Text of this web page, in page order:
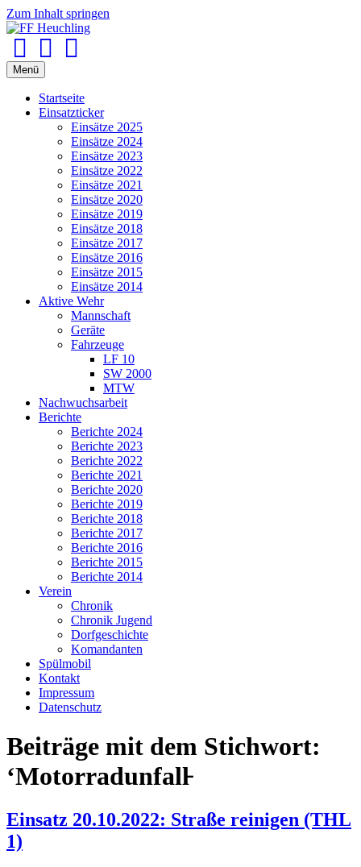
Zum Inhalt springen
Menü
Startseite
Einsatzticker
Einsätze 2025
Einsätze 2024
Einsätze 2023
Einsätze 2022
Einsätze 2021
Einsätze 2020
Einsätze 2019
Einsätze 2018
Einsätze 2017
Einsätze 2016
Einsätze 2015
Einsätze 2014
Aktive Wehr
Mannschaft
Geräte
Fahrzeuge
LF 10
SW 2000
MTW
Nachwuchsarbeit
Berichte
Berichte 2024
Berichte 2023
Berichte 2022
Berichte 2021
Berichte 2020
Berichte 2019
Berichte 2018
Berichte 2017
Berichte 2016
Berichte 2015
Berichte 2014
Verein
Chronik
Chronik Jugend
Dorfgeschichte
Komandanten
Spülmobil
Kontakt
Impressum
Datenschutz
Beiträge mit dem Stichwort:
‘Motorradunfall̵
Einsatz 20.10.2022: Straße reinigen (THL
1)